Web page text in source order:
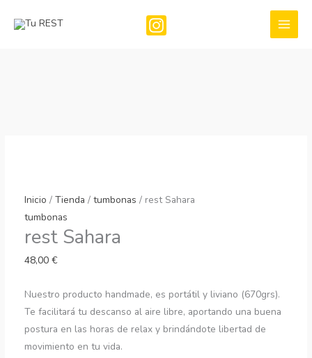
Inicio / Tienda / tumbonas / rest Sahara
tumbonas
rest Sahara
48,00 €
Nuestro producto handmade, es portátil y liviano (670grs).
Te facilitará tu descanso al aire libre, aportando una buena
postura en las horas de relax y brindándote libertad de
movimiento en tu vida.